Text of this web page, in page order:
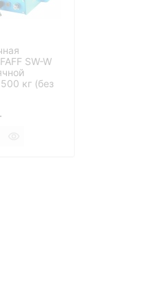
SW-W
кг (без